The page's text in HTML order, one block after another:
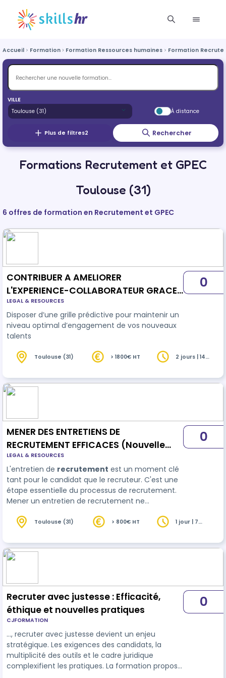
Accueil Formation Formation Ressources humaines Formation
VILLE
À distance
Plus de filtres2 Rechercher
Formations Recrutement et GPEC
Toulouse (31)
6 offres de formation en Recrutement et GPEC
CONTRIBUER A AMELIORER
L'EXPERIENCE-COLLABORATEUR GRACE
A UN RECRUTEMENT PREDICTIF
(Nouvelle formation)
LEGAL & RESOURCES
Disposer d’une grille prédictive pour maintenir un
niveau optimal d’engagement de vos nouveaux
talents
0
Toulouse (31) > 1800€ HT
2 jours | 14
MENER DES ENTRETIENS DE
RECRUTEMENT EFFICACES (Nouvelle
formation)
LEGAL & RESOURCES
L'entretien de recrutement est un moment clé
tant pour le candidat que le recruteur. C'est une
étape essentielle du processus de recrutement.
Mener un entretien de recrutement ne
un savoir faire et un savoir être spécifiq…
0
Toulouse (31) > 800€ HT
1 jour | 7
Recruter avec justesse : Efficacité,
éthique et nouvelles pratiques
CJFORMATION
…, recruter avec justesse devient un enjeu
stratégique. Les exigences des candidats, la
multiplicité des outils et le cadre juridique
complexifient les pratiques. La formation propose
0